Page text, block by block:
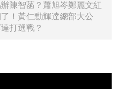
陳智菡？蕭旭岑鄭麗文紅
！黃仁勳輝達總部大公
打選戰？